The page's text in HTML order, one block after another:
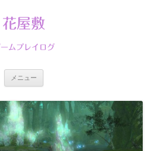
花屋敷
ムプレイログ
メニュー